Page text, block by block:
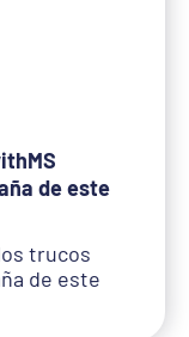
de este
trucos
de este